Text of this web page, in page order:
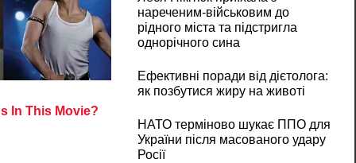
нареченим-військовим до
рідного міста та підстригла
однорічного сина
Ефективні поради від дієтолога:
як позбутися жиру на животі
НАТО терміново шукає ППО для
України після масованого удару
Росії